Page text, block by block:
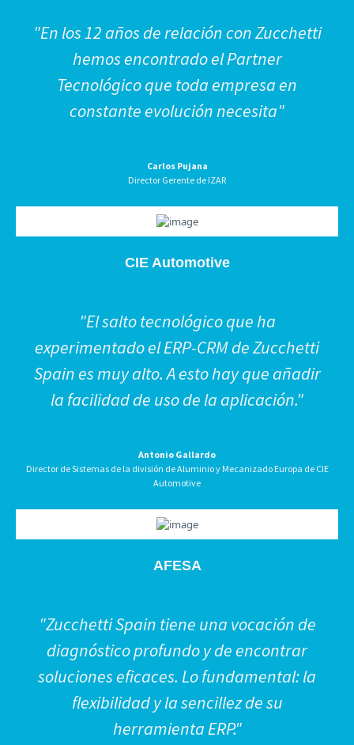
"En los 12 años de relación con Zucchetti
hemos encontrado el Partner
Tecnológico que toda empresa en
constante evolución necesita"
Carlos Pujana
Director Gerente de IZAR
CIE Automotive
"El salto tecnológico que ha
experimentado el ERP-CRM de Zucchetti
Spain es muy alto. A esto hay que añadir
la facilidad de uso de la aplicación."
Antonio Gallardo
Director de Sistemas de la división de Aluminio y Mecanizado Europa de CIE
Automotive
AFESA
"Zucchetti Spain tiene una vocación de
diagnóstico profundo y de encontrar
soluciones eficaces. Lo fundamental: la
flexibilidad y la sencillez de su
herramienta ERP."